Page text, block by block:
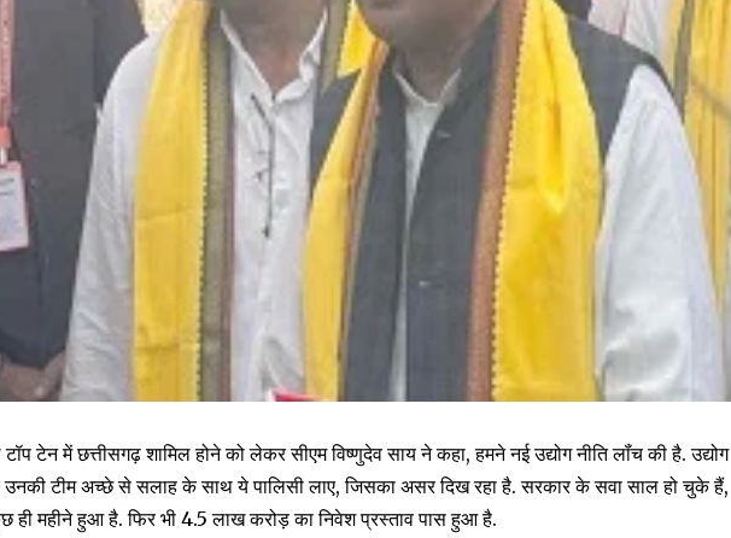
टॉप टेन में छत्तीसगढ़ शामिल होने को लेकर सीएम विष्णुदेव साय ने कहा, हमने नई उद्योग नीति लॉंच की है. उद्योग
टीम अच्छे से सलाह के साथ ये पालिसी लाए, जिसका असर दिख रहा है. सरकार के सवा साल हो चुके हैं,
ही महीने हुआ है. फिर भी 4.5 लाख करोड़ का निवेश प्रस्ताव पास हुआ है.